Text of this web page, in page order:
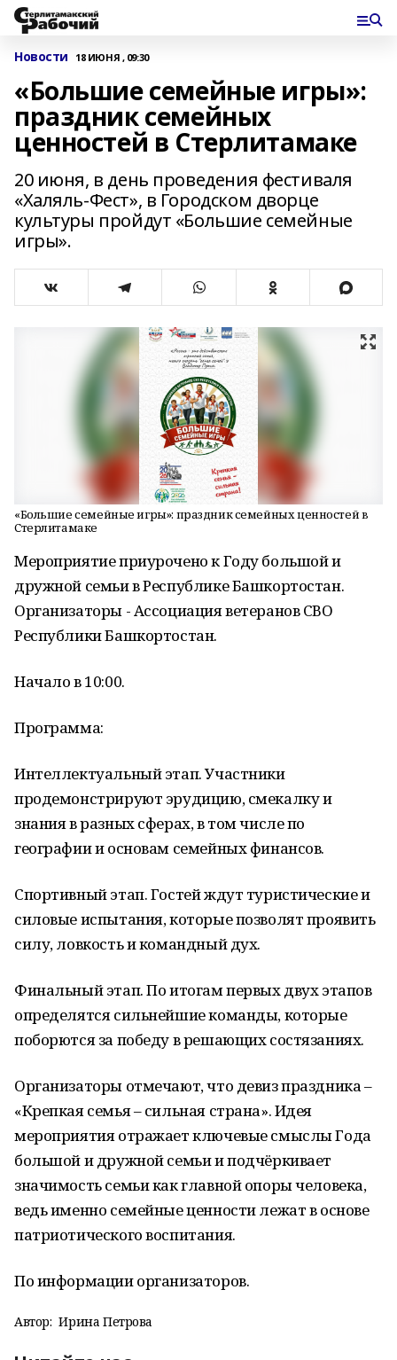
Новости 18 ИЮНЯ , 09:30
«Большие семейные игры»:
праздник семейных
ценностей в Стерлитамаке
20 июня, в день проведения фестиваля
«Халяль-Фест», в Городском дворце
культуры пройдут «Большие семейные
игры».
«Большие семейные игры»: праздник семейных ценностей в
Стерлитамаке
Мероприятие приурочено к Году большой и
дружной семьи в Республике Башкортостан.
Организаторы - Ассоциация ветеранов СВО
Республики Башкортостан.
Начало в 10:00.
Программа:
Интеллектуальный этап. Участники
продемонстрируют эрудицию, смекалку и
знания в разных сферах, в том числе по
географии и основам семейных финансов.
Спортивный этап. Гостей ждут туристические и
силовые испытания, которые позволят проявить
силу, ловкость и командный дух.
Финальный этап. По итогам первых двух этапов
определятся сильнейшие команды, которые
поборются за победу в решающих состязаниях.
Организаторы отмечают, что девиз праздника –
«Крепкая семья – сильная страна». Идея
мероприятия отражает ключевые смыслы Года
большой и дружной семьи и подчёркивает
значимость семьи как главной опоры человека,
ведь именно семейные ценности лежат в основе
патриотического воспитания.
По информации организаторов.
Автор: Ирина Петрова